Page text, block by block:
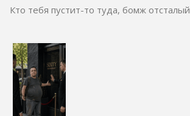
Кто тебя пустит-то туда, бомж отсталый